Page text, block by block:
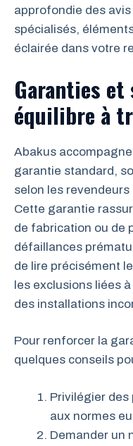
approfondie des
spécialisés,
éclairée dans votre
Garanties
équilibre à
Abakus
garantie standard,
selon les
Cette garantie
de fabrication ou de
défaillances
de lire précisément
les exclusions liées
des installations
Pour renforcer la
quelques conseils
Privilégier
aux normes
Demander un